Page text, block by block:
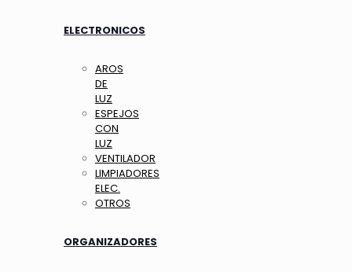
ELECTRONICOS
AROS
DE
LUZ
ESPEJOS
CON
LUZ
VENTILADOR
LIMPIADORES
ELEC.
OTROS
ORGANIZADORES